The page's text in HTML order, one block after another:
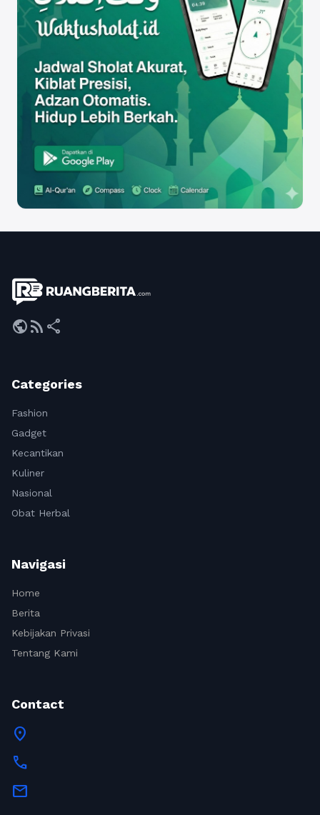
publicrss_feed share
Categories
Fashion
Gadget
Kecantikan
Kuliner
Nasional
Obat Herbal
Navigasi
Home
Berita
Kebijakan Privasi
Tentang Kami
Contact
location_on
call
mail